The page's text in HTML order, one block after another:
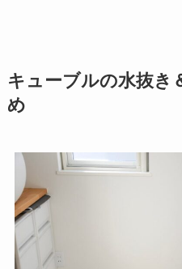
キューブルの水抜き
め